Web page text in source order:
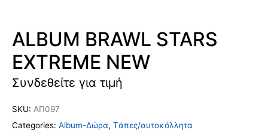
ALBUM BRAWL STARS
EXTREME NEW
Συνδεθείτε για τιμή
SKU: ΑΠ097
Categories: Album-Δώρα, Tάπες/αυτοκόλλητα